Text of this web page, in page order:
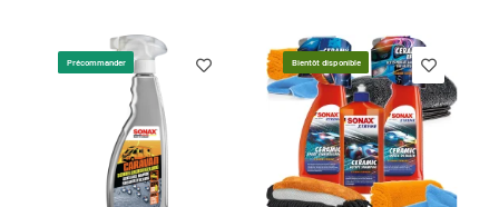
Précommander Bientôt disponible